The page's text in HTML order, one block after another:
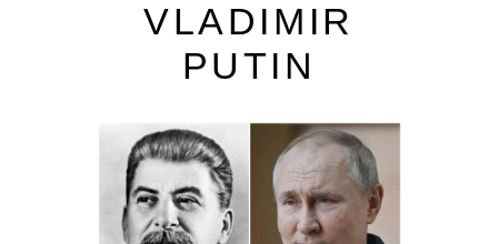
VLADIMIR
PUTIN